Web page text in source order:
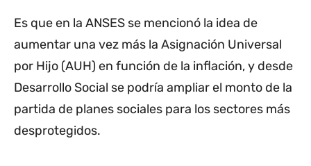
Es que en la ANSES se mencionó la idea de
aumentar una vez más la Asignación Universal
por Hijo (AUH) en función de la inflación, y desde
Desarrollo Social se podría ampliar el monto de la
partida de planes sociales para los sectores más
desprotegidos.